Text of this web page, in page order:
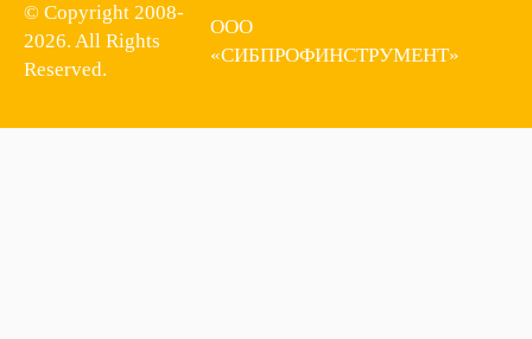
© Copyright 2008-
2026. All Rights
Reserved.
ООО
«СИБПРОФИНСТРУМЕНТ»